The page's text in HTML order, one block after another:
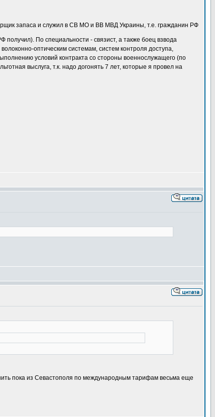
запаса и служил в СВ МО и ВВ МВД Украины, т.е. гражданин РФ
По специальности - связист, а также боец взвода
оптическим системам, систем контроля доступа,
условий контракта со стороны военнослужащего (по
выслуга, т.к. надо догонять 7 лет, которые я провел на
пока из Севастополя по международным тарифам весьма еще